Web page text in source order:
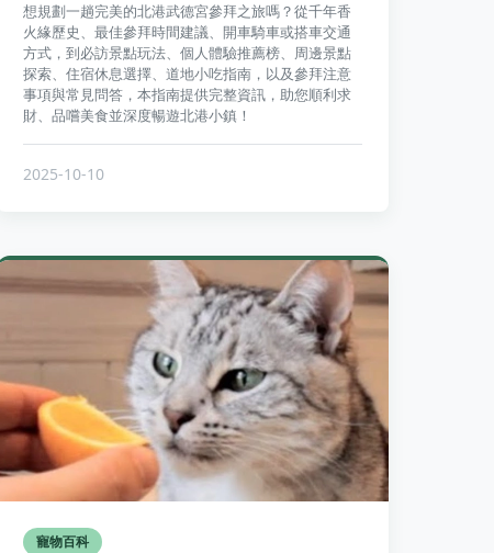
想規劃一趟完美的北港武德宮參拜之旅嗎？從千年香
火緣歷史、最佳參拜時間建議、開車騎車或搭車交通
方式，到必訪景點玩法、個人體驗推薦榜、周邊景點
探索、住宿休息選擇、道地小吃指南，以及參拜注意
事項與常見問答，本指南提供完整資訊，助您順利求
財、品嚐美食並深度暢遊北港小鎮！
2025-10-10
寵物百科